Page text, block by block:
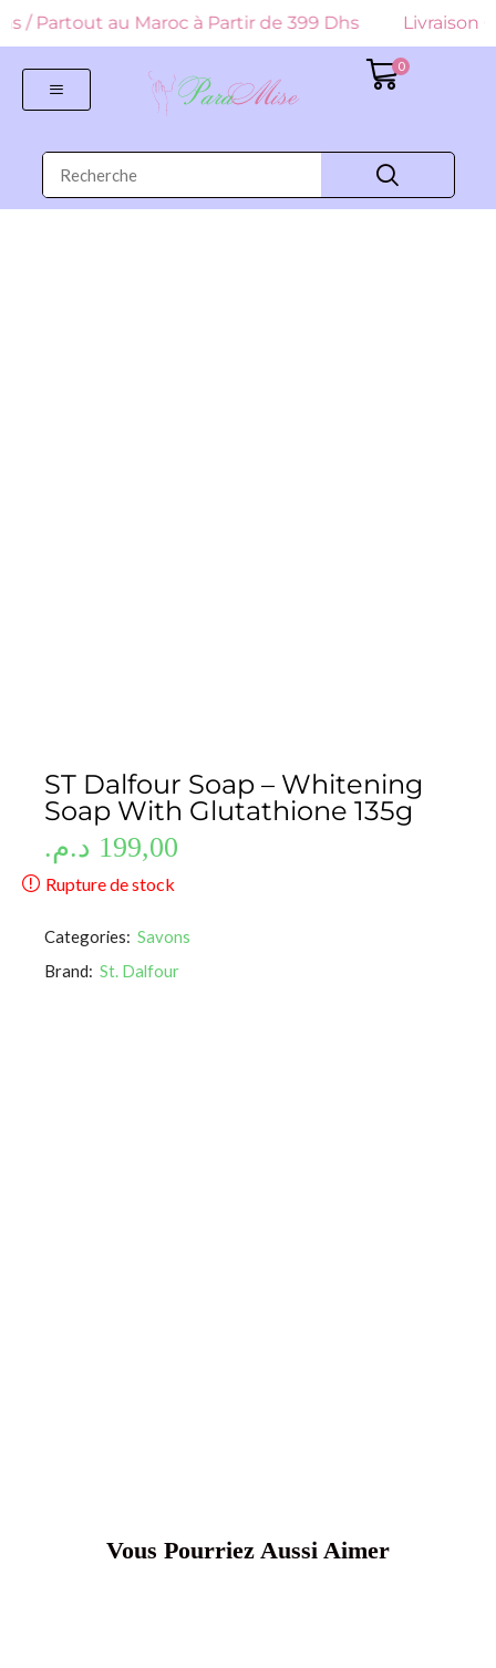
/ Partout au Maroc à Partir de 399 Dhs Livraison
0
ST Dalfour Soap – Whitening
Soap With Glutathione 135g
199,00 د.م.
Rupture de stock
Categories: Savons
Brand: St. Dalfour
Vous Pourriez Aussi Aimer